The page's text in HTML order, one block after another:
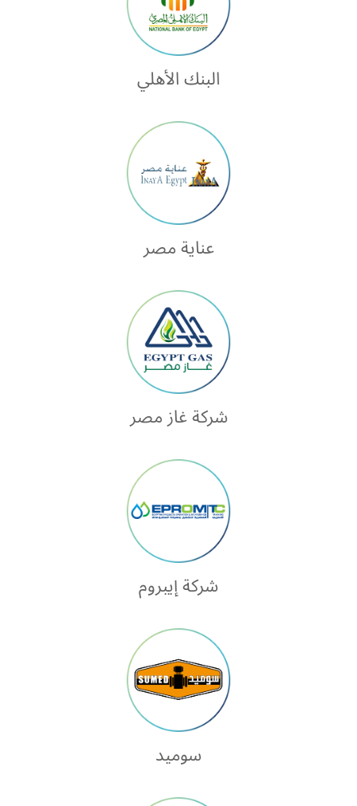
البنك الأهلي
عناية مصر
شركة غاز مصر
شركة إيبروم
سوميد